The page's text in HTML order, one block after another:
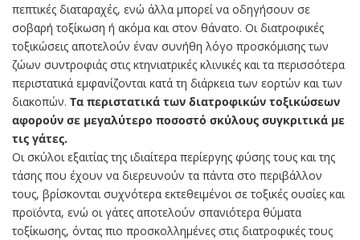
πεπτικές διαταραχές, ενώ άλλα μπορεί να οδηγήσουν σε
σοβαρή τοξίκωση ή ακόμα και στον θάνατο. Οι διατροφικές
τοξικώσεις αποτελούν έναν συνήθη λόγο προσκόμισης των
ζώων συντροφιάς στις κτηνιατρικές κλινικές και τα περισσότερα
περιστατικά εμφανίζονται κατά τη διάρκεια των εορτών και των
διακοπών. Τα περιστατικά των διατροφικών τοξικώσεων
αφορούν σε μεγαλύτερο ποσοστό σκύλους συγκριτικά με
τις γάτες.
Οι σκύλοι εξαιτίας της ιδιαίτερα περίεργης φύσης τους και της
τάσης που έχουν να διερευνούν τα πάντα στο περιβάλλον
τους, βρίσκονται συχνότερα εκτεθειμένοι σε τοξικές ουσίες και
προϊόντα, ενώ οι γάτες αποτελούν σπανιότερα θύματα
τοξίκωσης, όντας πιο προσκολλημένες στις διατροφικές τους